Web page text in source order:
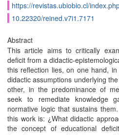
https://revistas.ubiobio.cl/
10.22320/reined.v7i1.7171
Abstract
This article aims to critically
deficit from a didactic-
this reflection lies, on one hand,
didactic assumptions underlying
other, in the predominance of
seek to remediate knowledge
normative logic that sustains
this work is: ¿What didactic
the concept of educational